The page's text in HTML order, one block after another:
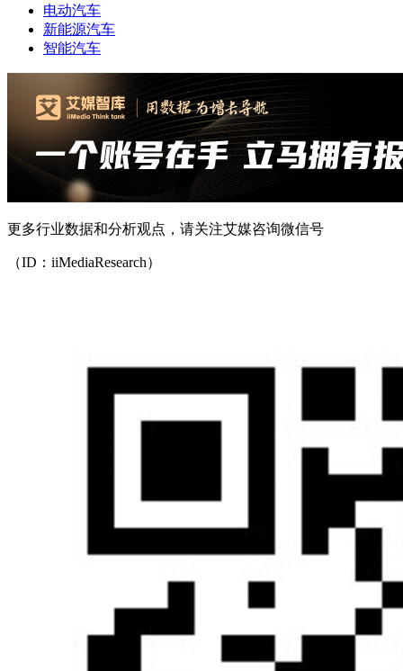
电动汽车
新能源汽车
智能汽车
更多行业数据和分析观点，请关注艾媒咨询微信号
（ID：iiMediaResearch）